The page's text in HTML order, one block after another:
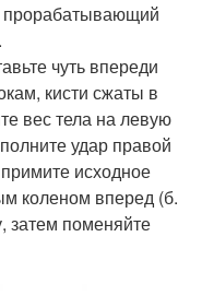
прорабатывающий
чуть впереди
кисти сжаты в
вес тела на левую
удар правой
исходное
коленом вперед (б.
затем поменяйте